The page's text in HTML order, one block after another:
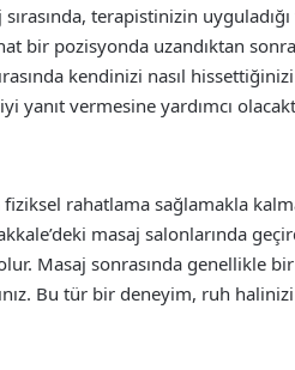
terapistinizin
bir pozisyonda uzandıktan
kendinizi nasıl
yanıt vermesine yardımcı
rahatlama sağlamakla
masaj salonlarında
Masaj sonrasında genellikle
Bu tür bir deneyim, ruh